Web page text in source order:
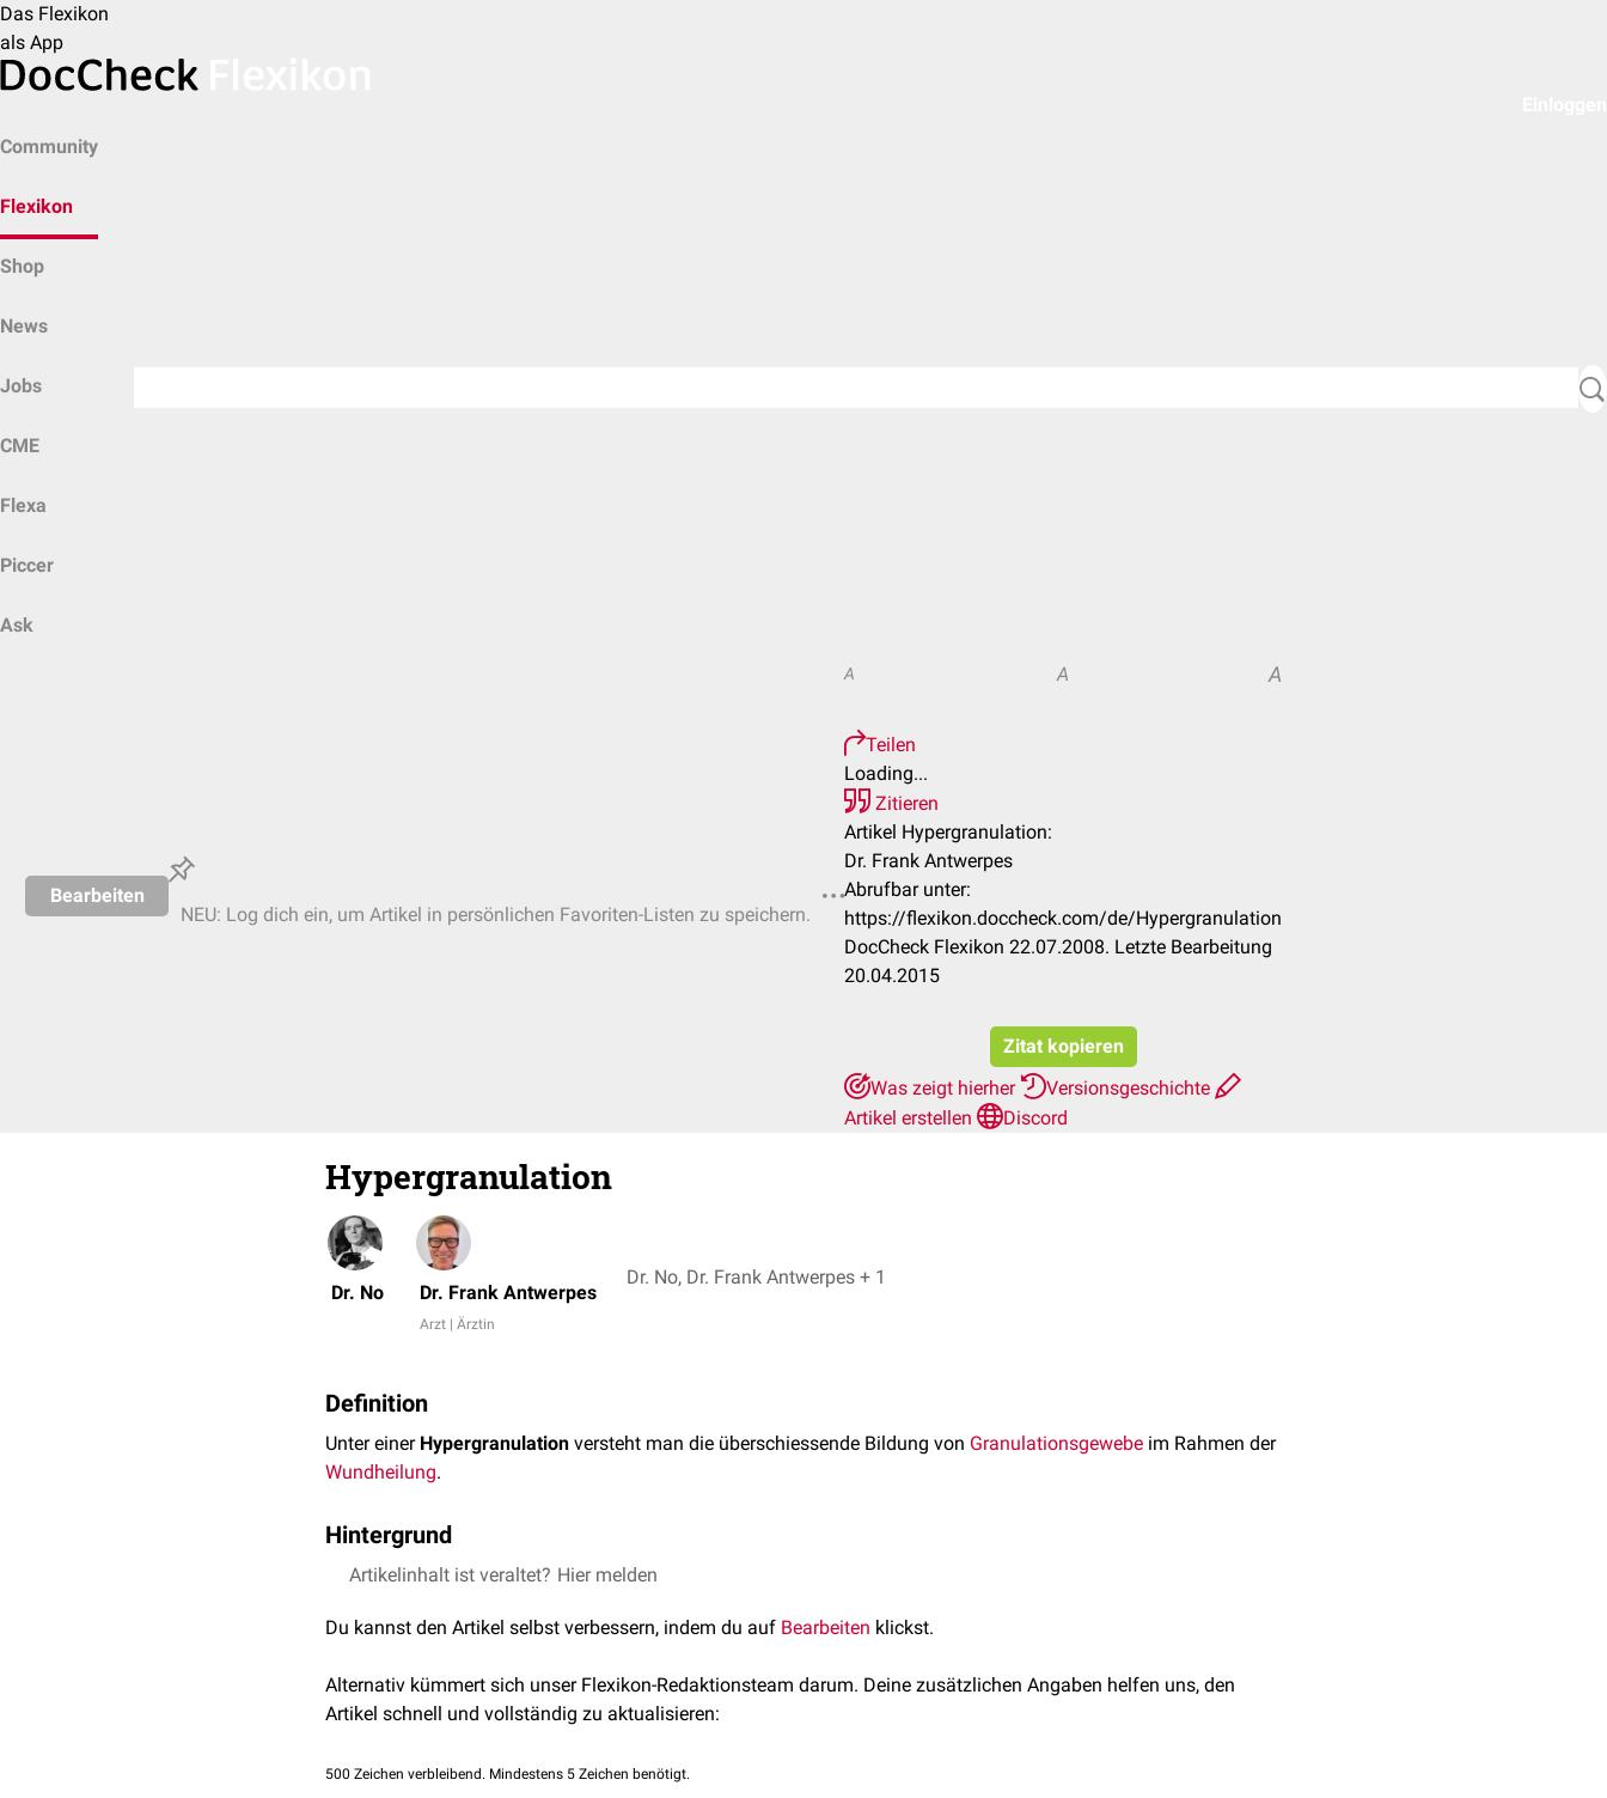
Das Flexikon
als App
Community
Flexikon
Shop
News
Jobs
CME
Flexa
Piccer
Ask
Bearbeiten
NEU: Log dich ein, um Artikel in persönlichen Favoriten-Listen zu speichern.
A A A
Teilen
Loading...
Zitieren
Artikel Hypergranulation:
Dr. Frank Antwerpes
Abrufbar unter:
https://flexikon.doccheck.com/de/Hypergranulation
DocCheck Flexikon 22.07.2008. Letzte Bearbeitung
20.04.2015
Zitat kopieren
Was zeigt hierher
Versionsgeschichte
Artikel erstellen
Discord
Hypergranulation
Dr. No Dr. Frank Antwerpes
Arzt | Ärztin
Dr. No, Dr. Frank Antwerpes + 1
Definition
Unter einer Hypergranulation versteht man die überschiessende Bildung von Granulationsgewebe im Rahmen der
Wundheilung.
Hintergrund
Hypergranulationen tauchen vor allem bei chronischen Wunden (z.B.
Artikelinhalt ist veraltet? Hier melden
Du kannst den Artikel selbst verbessern, indem du auf Bearbeiten klickst.
Alternativ kümmert sich unser Flexikon-Redaktionsteam darum. Deine zusätzlichen Angaben helfen uns, den
Artikel schnell und vollständig zu aktualisieren:
500 Zeichen verbleibend. Mindestens 5 Zeichen benötigt.